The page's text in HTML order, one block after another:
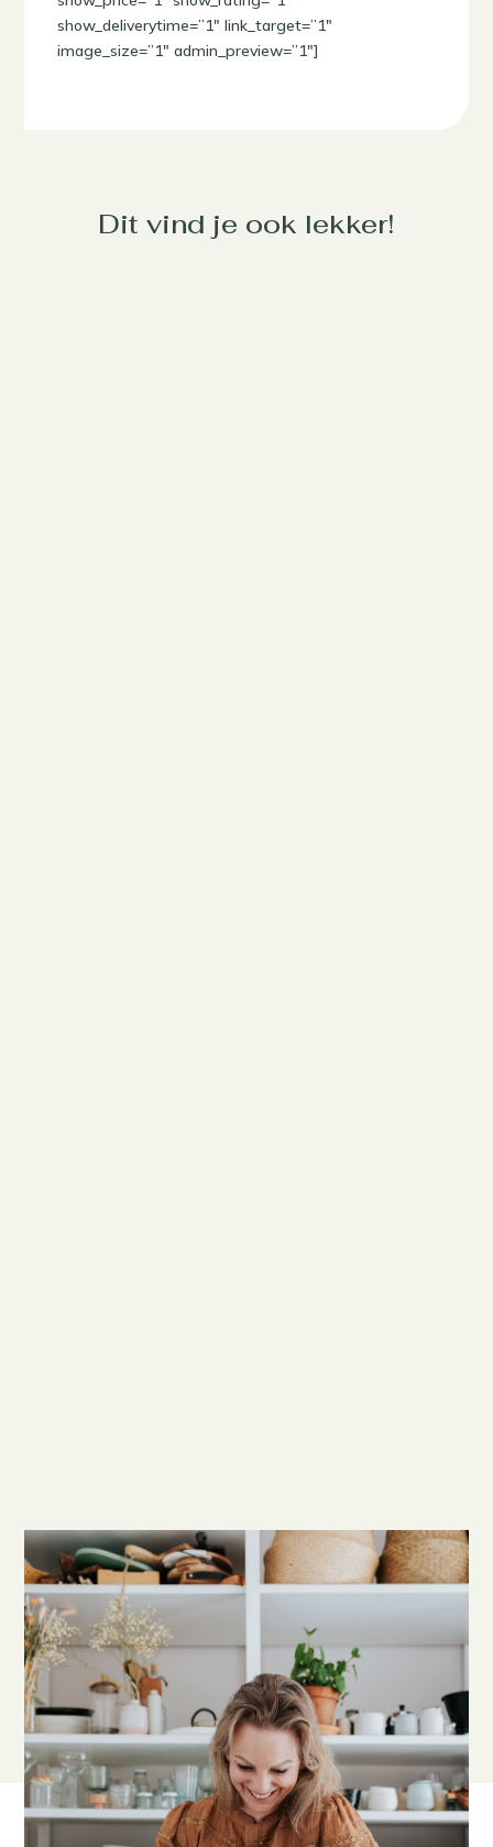
show_deliverytime=”1″ link_target=”1″
image_size=”1″ admin_preview=”1″]
Dit vind je ook lekker!